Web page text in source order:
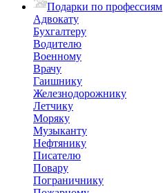
Подарки по профессиям
Адвокату
Бухгалтеру
Водителю
Военному
Врачу
Гаишнику
Железнодорожнику
Летчику
Моряку
Музыканту
Нефтянику
Писателю
Повару
Пограничнику